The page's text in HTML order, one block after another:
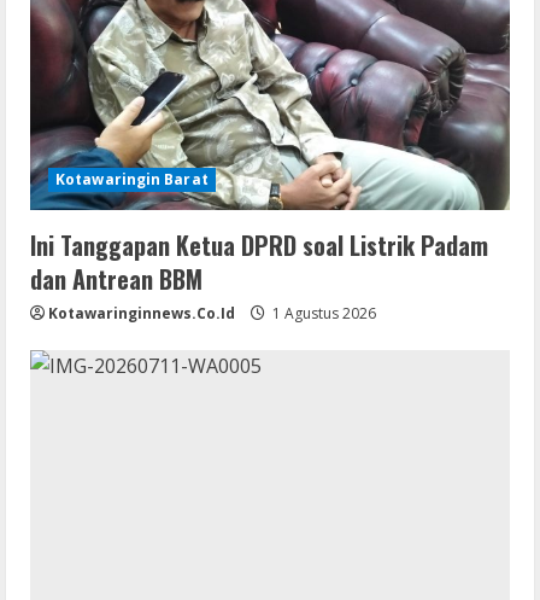
Kotawaringin Barat
Ini Tanggapan Ketua DPRD soal Listrik Padam
dan Antrean BBM
Kotawaringinnews.co.id 1 Agustus 2026